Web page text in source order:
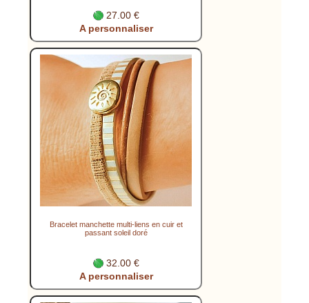
27.00 €
A personnaliser
Bracelet manchette multi-liens en cuir et
passant soleil doré
32.00 €
A personnaliser